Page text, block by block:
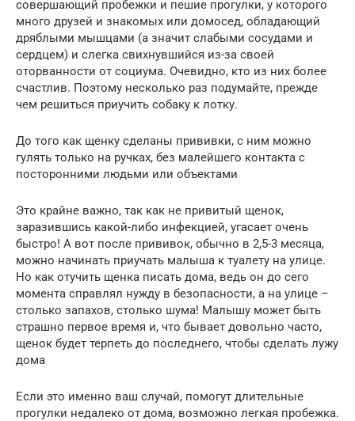
совершающий пробежки и пешие прогулки, у которого
много друзей и знакомых или домосед, обладающий
дряблыми мышцами (а значит слабыми сосудами и
сердцем) и слегка свихнувшийся из-за своей
оторванности от социума. Очевидно, кто из них более
счастлив. Поэтому несколько раз подумайте, прежде
чем решиться приучить собаку к лотку.
До того как щенку сделаны прививки, с ним можно
гулять только на ручках, без малейшего контакта с
посторонними людьми или объектами
Это крайне важно, так как не привитый щенок,
заразившись какой-либо инфекцией, угасает очень
быстро! А вот после прививок, обычно в 2,5-3 месяца,
можно начинать приучать малыша к туалету на улице.
Но как отучить щенка писать дома, ведь он до сего
момента справлял нужду в безопасности, а на улице –
столько запахов, столько шума! Малышу может быть
страшно первое время и, что бывает довольно часто,
щенок будет терпеть до последнего, чтобы сделать лужу
дома
Если это именно ваш случай, помогут длительные
прогулки недалеко от дома, возможно легкая пробежка.